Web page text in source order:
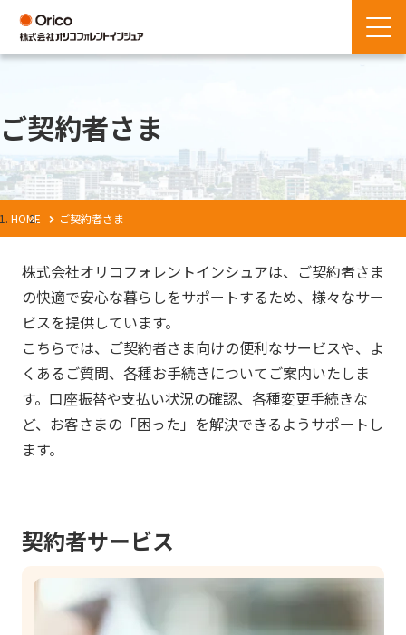
ご契約者さま
HOME ご契約者さま
株式会社オリコフォレントインシュアは、ご契約者さま
の快適で安心な暮らしをサポートするため、様々なサー
ビスを提供しています。
こちらでは、ご契約者さま向けの便利なサービスや、よ
くあるご質問、各種お手続きについてご案内いたしま
す。口座振替や支払い状況の確認、各種変更手続きな
ど、お客さまの「困った」を解決できるようサポートし
ます。
契約者サービス